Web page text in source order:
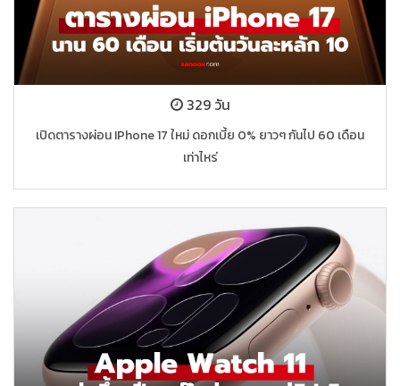
329 วัน
เปิดตารางผ่อน IPhone 17 ใหม่ ดอกเบี้ย 0% ยาวๆ กันไป 60 เดือน
เท่าไหร่